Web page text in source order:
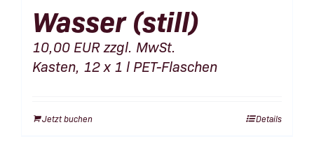
Wasser (still)
10,00 EURzzgl. MwSt.
Kasten, 12 x 1 l PET-Flaschen
Jetzt buchen Details